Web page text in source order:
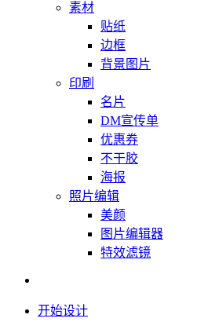
素材
贴纸
边框
背景图片
印刷
名片
DM宣传单
优惠券
不干胶
海报
照片编辑
美颜
图片编辑器
特效滤镜
开始设计